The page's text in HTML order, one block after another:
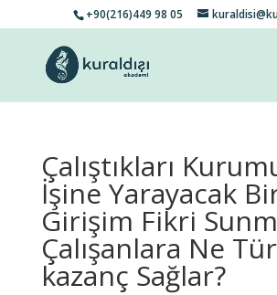
+90(216)449 98 05
Çalıştıkları
İşine Yarayacak
Girişim Fikri
Çalışanlara Ne
kazanç Sağlar?